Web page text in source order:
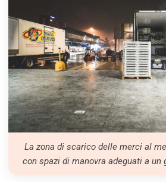
La zona di scarico delle merci al
con spazi di manovra adeguati a un